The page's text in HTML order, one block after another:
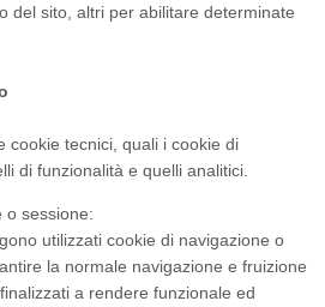
del sito, altri per abilitare determinate
cookie tecnici, quali i cookie di
di funzionalità e quelli analitici.
o sessione:
utilizzati cookie di navigazione o
la normale navigazione e fruizione
a rendere funzionale ed